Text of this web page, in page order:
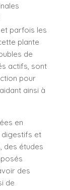
parfois les
plante
de
actifs, sont
pour
ainsi à
en
digestifs et
des études
des
de